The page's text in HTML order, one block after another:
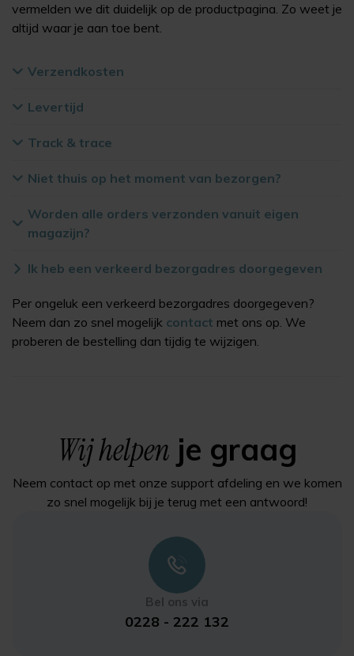
vermelden we dit duidelijk op de productpagina. Zo weet je
altijd waar je aan toe bent.
Verzendkosten
Levertijd
Track & trace
Niet thuis op het moment van bezorgen?
Worden alle orders verzonden vanuit eigen
magazijn?
Ik heb een verkeerd bezorgadres doorgegeven
Per ongeluk een verkeerd bezorgadres doorgegeven?
Neem dan zo snel mogelijk contact met ons op. We
proberen de bestelling dan tijdig te wijzigen.
Wij helpen je graag
Neem contact op met onze support afdeling en we komen
zo snel mogelijk bij je terug met een antwoord!
Bel ons via
0228 - 222 132